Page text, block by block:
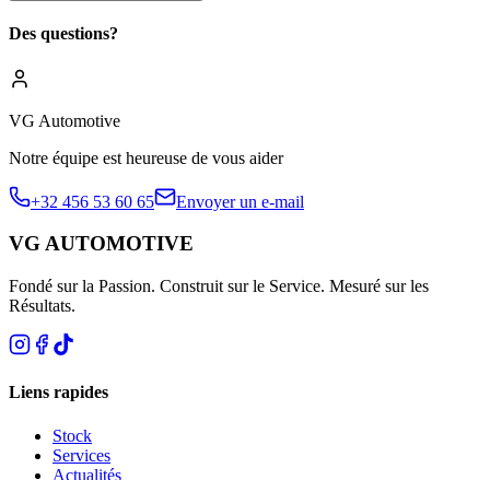
Des questions?
VG Automotive
Notre équipe est heureuse de vous aider
+32 456 53 60 65 Envoyer un e-mail
VG AUTOMOTIVE
Fondé sur la Passion. Construit sur le Service. Mesuré sur les
Résultats.
Liens rapides
Stock
Services
Actualités